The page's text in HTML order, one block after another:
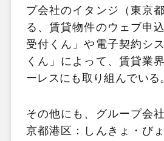
プ会社のイタンジ（東京
る、賃貸物件のウェブ申
受付くん」や電子契約シ
くん」によって、賃貸業
ーレスにも取り組んでいる
その他にも、グループ会
京都港区：しんきょ・び